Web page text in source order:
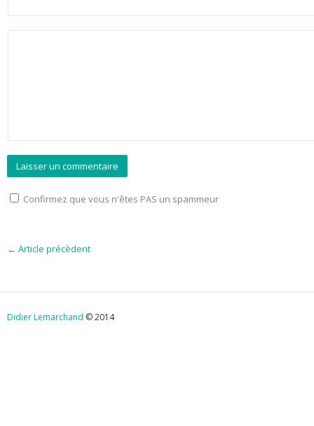
Confirmez que vous n'êtes PAS un spammeur
← Article précèdent
Didier Lemarchand © 2014